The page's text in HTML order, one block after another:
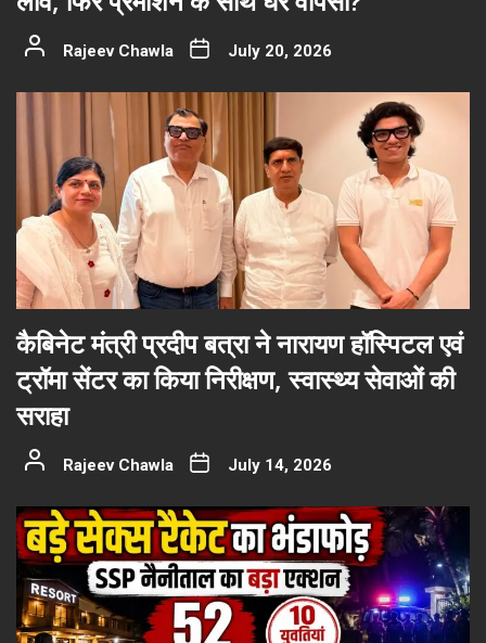
Rajeev Chawla July 20, 2026
कैबिनेट मंत्री प्रदीप बत्रा ने नारायण हॉस्पिटल एवं
ट्रॉमा सेंटर का किया निरीक्षण, स्वास्थ्य सेवाओं की
सराहा
Rajeev Chawla July 14, 2026